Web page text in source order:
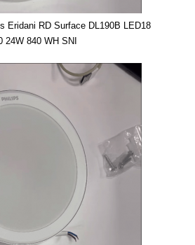
Eridani RD Surface DL190B LED18
24W 840 WH SNI